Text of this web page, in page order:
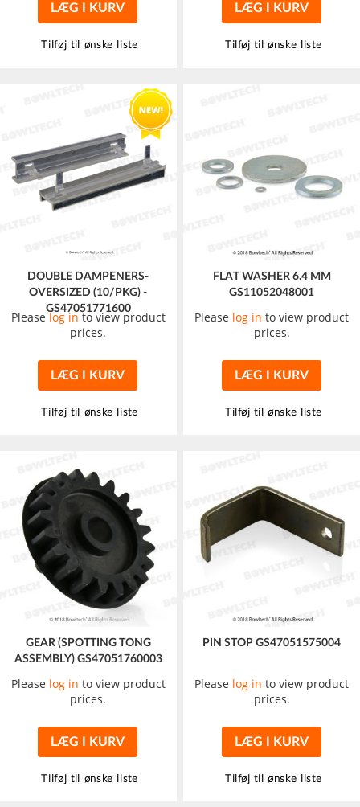
LÆG I KURV
Tilføj til ønske liste
LÆG I KURV
Tilføj til ønske liste
DOUBLE DAMPENERS-
OVERSIZED (10/PKG) -
GS47051771600
Pleaselog into view product
prices.
LÆG I KURV
Tilføj til ønske liste
FLAT WASHER 6.4 MM
GS11052048001
Please log in to view product
prices.
LÆG I KURV
Tilføj til ønske liste
GEAR (SPOTTING TONG
ASSEMBLY) GS47051760003
Please log in to view product
prices.
LÆG I KURV
Tilføj til ønske liste
PIN STOP GS47051575004
Please log in to view product
prices.
LÆG I KURV
Tilføj til ønske liste